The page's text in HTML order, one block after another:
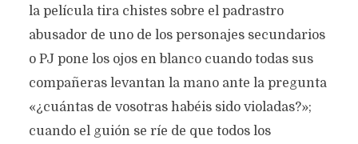
la película tira chistes sobre el padrastro
abusador de uno de los personajes secundarios
o PJ pone los ojos en blanco cuando todas sus
compañeras levantan la mano ante la pregunta
«¿cuántas de vosotras habéis sido violadas?»;
cuando el guión se ríe de que todos los